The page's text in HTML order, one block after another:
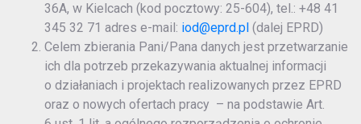
36A, w Kielcach (kod pocztowy: 25-604), tel.: +48 41
345 32 71 adres e-mail: iod@eprd.pl (dalej EPRD)
Celem zbierania Pani/Pana danych jest przetwarzanie
ich dla potrzeb przekazywania aktualnej informacji
o działaniach i projektach realizowanych przez EPRD
oraz o nowych ofertach pracy – na podstawie Art.